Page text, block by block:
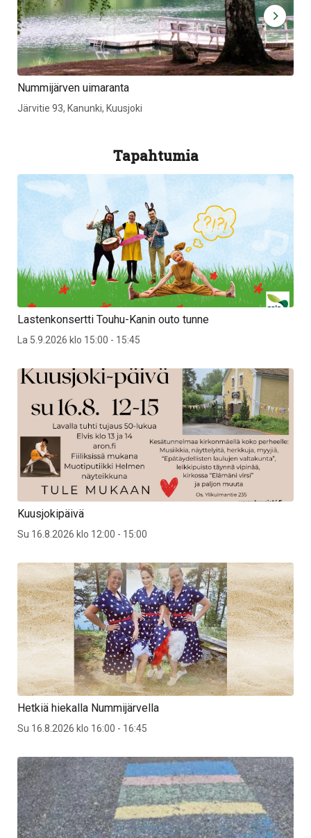
Nummijärven uimaranta
Järvitie 93, Kanunki, Kuusjoki
Tapahtumia
Lastenkonsertti Touhu-Kanin outo tunne
La 5.9.2026 klo 15:00 - 15:45
Kuusjokipäivä
Su 16.8.2026 klo 12:00 - 15:00
Hetkiä hiekalla Nummijärvella
Su 16.8.2026 klo 16:00 - 16:45